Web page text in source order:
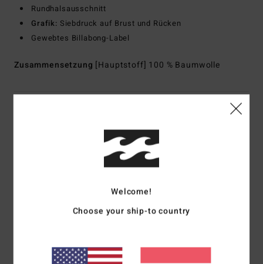
Rundhalsausschnitt
Grafik: Siebdruck auf Brust und Rücken
Gewebtes Billabong-Label
Zusammensetzung [Hauptstoff] 100 % Baumwolle
Kundenbewertungen
4.0
Welcome!
Choose your ship-to country